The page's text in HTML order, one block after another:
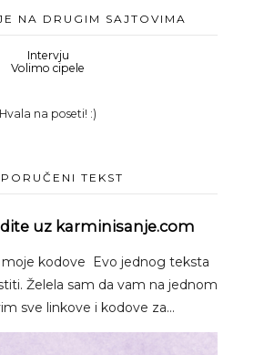
NA DRUGIM SAJTOVIMA
Intervju
Volimo cipele
Hvala na poseti! :)
TEKST
uz karminisanje.com
kodove Evo jednog teksta
Želela sam da vam na jednom
sve linkove i kodove za...